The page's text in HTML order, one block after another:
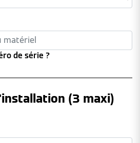
de série ?
(3 maxi)